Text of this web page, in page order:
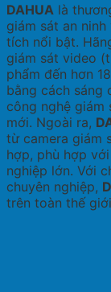
DAHUA là
giám sát an
tích nổi bật.
giám sát video
phẩm đến hơn
bằng cách sáng
công nghệ giám
mới. Ngoài ra,
từ camera giám
hợp, phù hợp
nghiệp lớn. Với
chuyên nghiệp,
trên toàn thế